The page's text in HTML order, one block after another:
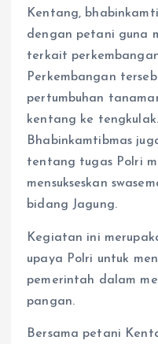
Kentang,
dengan petani guna
terkait
Perkembangan
pertumbuhan
kentang ke
Bhabinkamtibmas
tentang tugas Polri
mensukseskan
bidang Jagung.
Kegiatan ini
upaya Polri untuk
pemerintah dalam
pangan.
Bersama petani